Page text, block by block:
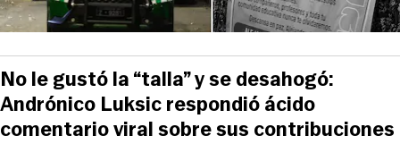
No le gustó la “talla” y se desahogó:
Andrónico Luksic respondió ácido
comentario viral sobre sus contribuciones